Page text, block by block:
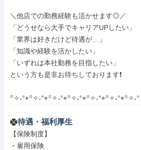
＼他店での勤務経験も活かせます◎／
「どうせなら大手でキャリアUPしたい」
「業界は好きだけど待遇が…」
「知識や経験を活かしたい」
「いずれは本社勤務を目指したい」
という方も是非お待ちしております❗
꙳✧˖°⌖꙳✧˖°⌖꙳✧˖°⌖꙳✧˖°⌖꙳✧˖°⌖꙳✧˖°⌖꙳✧˖°
待遇・福利厚生
【保険制度】
・雇用保険